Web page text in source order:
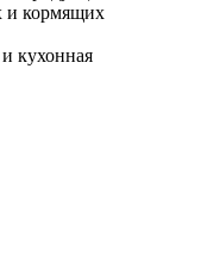
и кормящих
кухонная